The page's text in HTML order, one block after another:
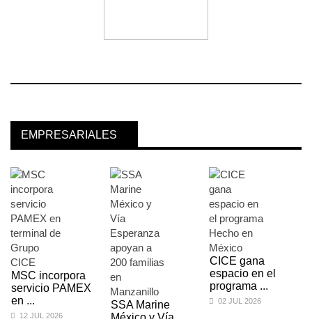
EMPRESARIALES
MSC incorpora
servicio PAMEX
en ...
12 JUL 2026
SSA Marine
CICE gana
espacio en el
programa ...
02 JUL 2026